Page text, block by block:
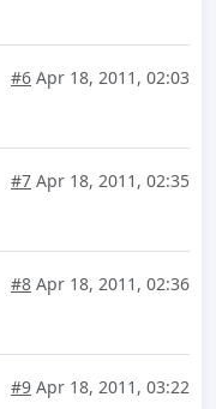
#6 Apr 18, 2011, 02:03
#7 Apr 18, 2011, 02:35
#8 Apr 18, 2011, 02:36
#9 Apr 18, 2011, 03:22